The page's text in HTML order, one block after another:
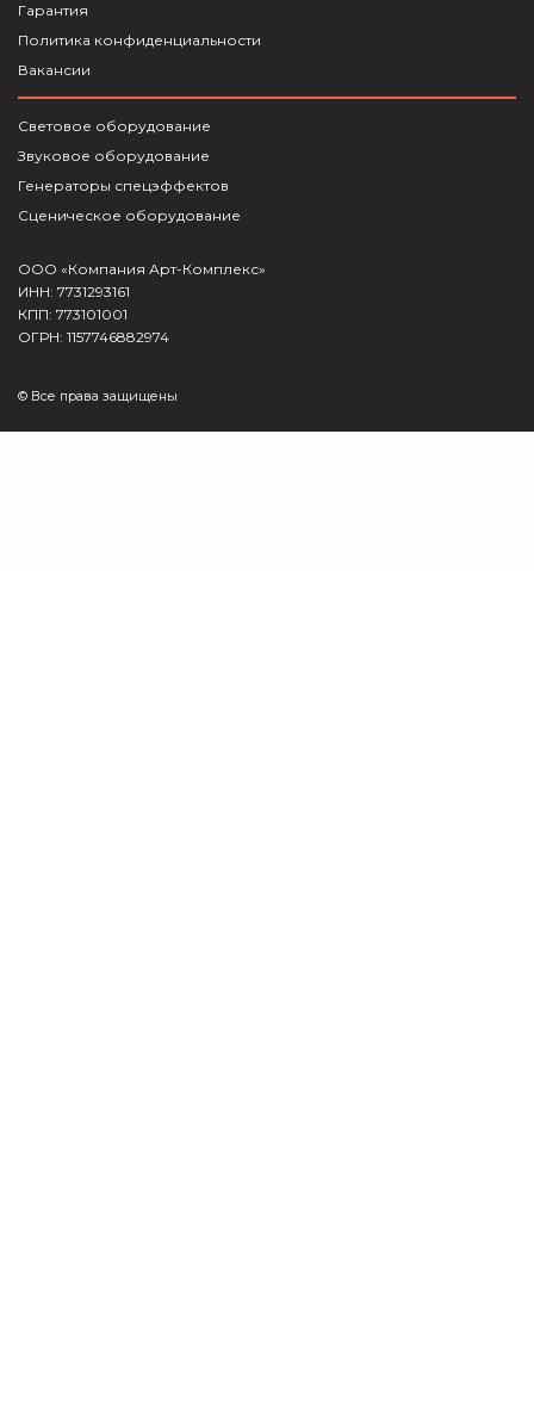
Гарантия
Политика конфиденциальности
Вакансии
Световое оборудование
Звуковое оборудование
Генераторы спецэффектов
Сценическое оборудование
ООО «Компания Арт-Комплекс»
ИНН: 7731293161
КПП: 773101001
ОГРН: 1157746882974
© Все права защищены